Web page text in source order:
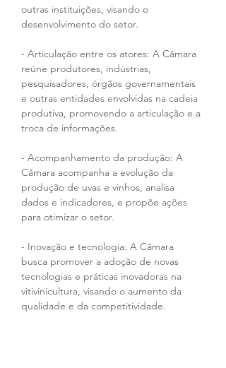
outras instituições, visando o
desenvolvimento do setor.
- Articulação entre os atores: A Câmara
reúne produtores, indústrias,
pesquisadores, órgãos governamentais
e outras entidades envolvidas na cadeia
produtiva, promovendo a articulação e a
troca de informações.
- Acompanhamento da produção: A
Câmara acompanha a evolução da
produção de uvas e vinhos, analisa
dados e indicadores, e propõe ações
para otimizar o setor.
- Inovação e tecnologia: A Câmara
busca promover a adoção de novas
tecnologias e práticas inovadoras na
vitivinicultura, visando o aumento da
qualidade e da competitividade.